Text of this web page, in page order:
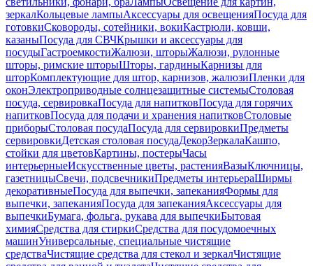
зеркалКольцевые лампыАксессуары для освещенияПосуда для
готовкиСковороды, сотейники, вокиКастрюли, ковши,
казаныПосуда для СВЧКрышки и аксессуары для
посудыГастроемкостиЖалюзи, шторыЖалюзи, рулонные
шторы, римские шторыШторы, гардиныКарнизы для
шторКомплектующие для штор, карнизов, жалюзиПленки для
оконЭлектроприводные солнцезащитные системыСтоловая
посуда, сервировкаПосуда для напитковПосуда для горячих
напитковПосуда для подачи и хранения напитковСтоловые
приборыСтоловая посудаПосуда для сервировкиПредметы
сервировкиДетская столовая посудаДекорЗеркалаКашпо,
стойки для цветовКартины, постерыЧасы
интерьерныеИскусственные цветы, растенияВазыКлючницы,
газетницыСвечи, подсвечникиПредметы интерьераШирмы
декоративныеПосуда для выпечки, запеканияФормы для
выпечки, запеканияПосуда для запеканияАксессуары для
выпечкиБумага, фольга, рукава для выпечкиБытовая
химияСредства для стиркиСредства для посудомоечных
машинУниверсальные, специальные чистящие
средстваЧистящие средства для стекол и зеркалЧистящие